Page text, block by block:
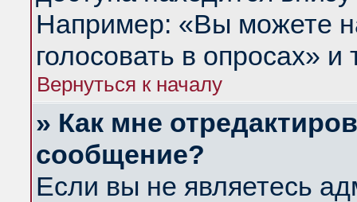
Например: «Вы можете
голосовать в опросах» и
Вернуться к началу
» Как мне
сообщение?
Если вы не являетесь